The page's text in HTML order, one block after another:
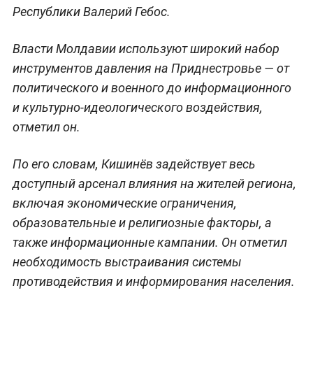
Республики Валерий Гебос.
Власти Молдавии используют широкий набор
инструментов давления на Приднестровье — от
политического и военного до информационного
и культурно-идеологического воздействия,
отметил он.
По его словам, Кишинёв задействует весь
доступный арсенал влияния на жителей региона,
включая экономические ограничения,
образовательные и религиозные факторы, а
также информационные кампании. Он отметил
необходимость выстраивания системы
противодействия и информирования населения.